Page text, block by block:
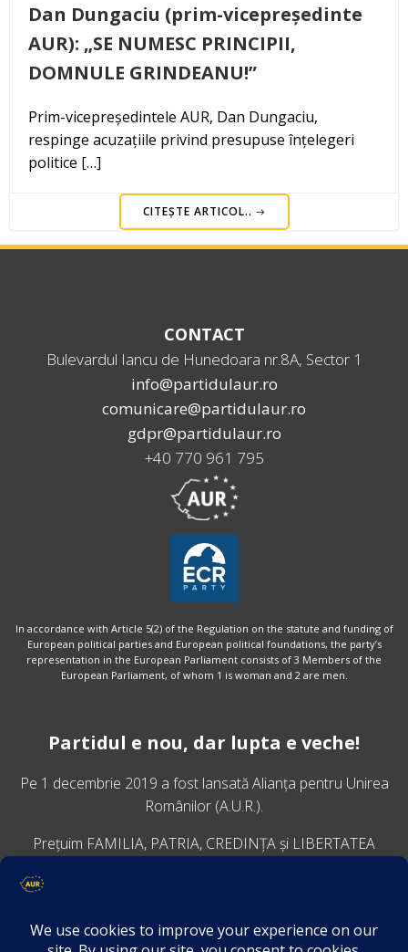
Dan Dungaciu (prim-vicepreședinte
AUR): „SE NUMESC PRINCIPII,
DOMNULE GRINDEANU!”
Prim-vicepreședintele AUR, Dan Dungaciu,
respinge acuzațiile privind presupuse înțelegeri
politice […]
CITEȘTE ARTICOL..
CONTACT
Bulevardul Iancu de Hunedoara nr.8A, Sector 1
info@partidulaur.ro
comunicare@partidulaur.ro
gdpr@partidulaur.ro
+40 770 961 795
In accordance with Article 5(2) of the Regulation on the statute and funding of
European political parties and European political foundations, the party’s
representation in the European Parliament consists of 3 Members of the
European Parliament, of whom 1 is woman and 2 are men.
Partidul e nou, dar lupta e veche!
Pe 1 decembrie 2019 a fost lansatăAlianța pentru Unirea
Românilor (A.U.R.).
Prețuim FAMILIA, PATRIA, CREDINȚA și LIBERTATEA